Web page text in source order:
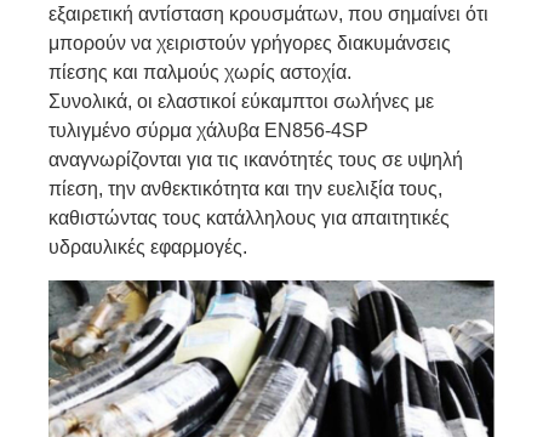
εξαιρετική αντίσταση κρουσμάτων, που σημαίνει ότι
μπορούν να χειριστούν γρήγορες διακυμάνσεις
πίεσης και παλμούς χωρίς αστοχία.
Συνολικά, οι ελαστικοί εύκαμπτοι σωλήνες με
τυλιγμένο σύρμα χάλυβα EN856-4SP
αναγνωρίζονται για τις ικανότητές τους σε υψηλή
πίεση, την ανθεκτικότητα και την ευελιξία τους,
καθιστώντας τους κατάλληλους για απαιτητικές
υδραυλικές εφαρμογές.